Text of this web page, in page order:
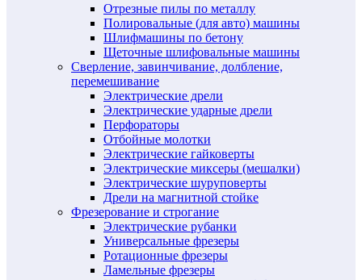
Отрезные пилы по металлу
Полировальные (для авто) машины
Шлифмашины по бетону
Щеточные шлифовальные машины
Сверление, завинчивание, долбление,
перемешивание
Электрические дрели
Электрические ударные дрели
Перфораторы
Отбойные молотки
Электрические гайковерты
Электрические миксеры (мешалки)
Электрические шуруповерты
Дрели на магнитной стойке
Фрезерование и строгание
Электрические рубанки
Универсальные фрезеры
Ротационные фрезеры
Ламельные фрезеры